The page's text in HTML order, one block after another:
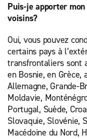
Puis-je apporter
voisins?
Oui, vous pouvez
certains pays à
transfrontaliers sont
en Bosnie, en Grèce,
Allemagne, Grande-
Moldavie,
Portugal, Suède,
Slovaquie, Slovénie,
Macédoine du Nord,